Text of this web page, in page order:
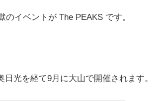
イベントが The PEAKS です。
光を経て9月に大山で開催されます。